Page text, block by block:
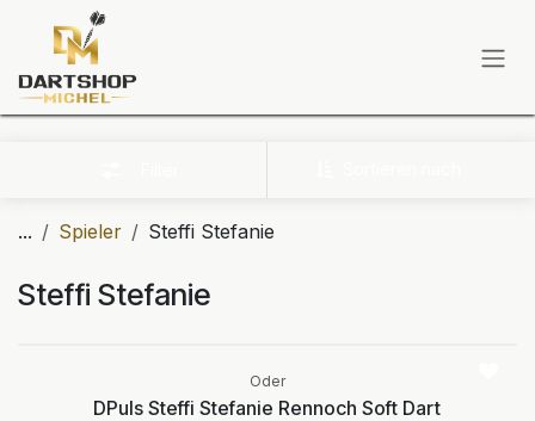
Zum Inhalt springen
... Spieler Steffi Stefanie
Steffi Stefanie
Oder
DPuls Steffi Stefanie Rennoch Soft Dart